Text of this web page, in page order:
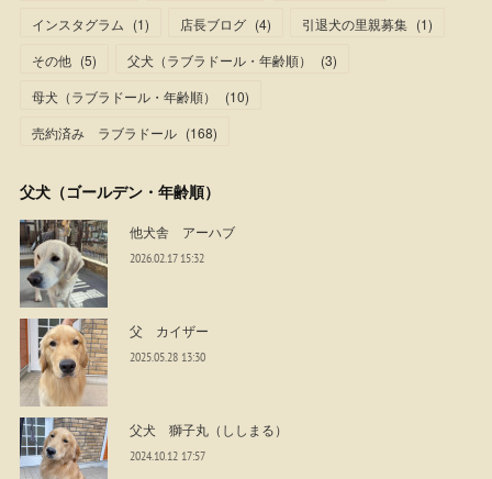
インスタグラム (1) 店長ブログ (4) 引退犬の里親募集 (1)
その他 (5) 父犬（ラブラドール・年齢順） (3)
母犬（ラブラドール・年齢順）
(10)
売約済み ラブラドール (168)
父犬（ゴールデン・年齢順）
他犬舎 アーハブ
2026.02.17 15:32
父 カイザー
2025.05.28 13:30
父犬 獅子丸（ししまる）
2024.10.12 17:57